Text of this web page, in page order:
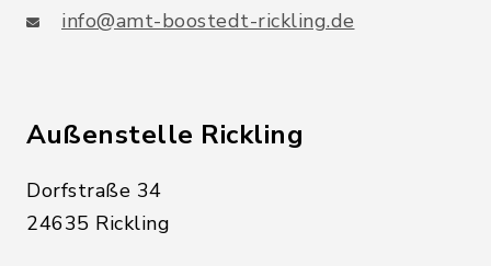
info@amt-boostedt-rickling.de
Außenstelle Rickling
Dorfstraße 34
24635 Rickling